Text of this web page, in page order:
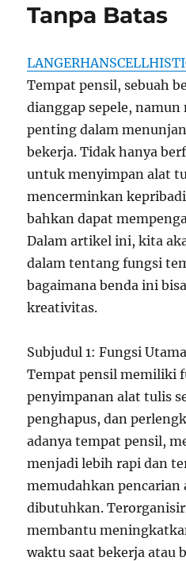
Tanpa Batas
Tempat pensil, sebuah
dianggap sepele,
penting dalam
bekerja. Tidak hanya
untuk menyimpan alat
mencerminkan
bahkan dapat
Dalam artikel ini, kita
dalam tentang fungsi
bagaimana benda ini
kreativitas.
Subjudul 1: Fungsi
Tempat pensil memiliki
penyimpanan alat tulis
penghapus, dan
adanya tempat pensil,
menjadi lebih rapi dan
memudahkan pencarian
dibutuhkan.
membantu
waktu saat bekerja atau